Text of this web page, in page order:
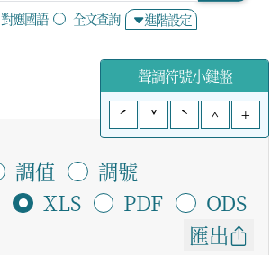
對應國語 全文查詢 進階設定
聲調符號小鍵盤
ˊ
ˇ ˋ ^ +
調值
調號
XLS
PDF
ODS
匯出